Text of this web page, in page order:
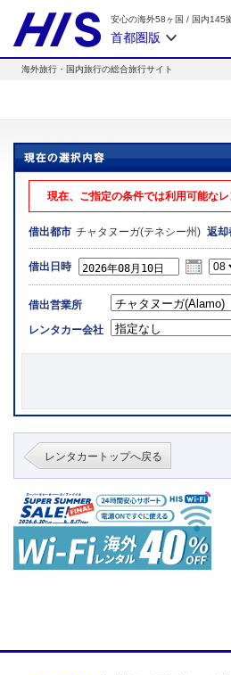
安心の海外58ヶ国 / 国内145
首都圏版
海外旅行・国内旅行の総合旅行サイト
現在、ご指定の条件では利用可能なレ
借出都市 チャタヌーガ(テネシー州) 返却
借出日時
借出営業所
レンタカー会社
レンタカートップへ戻る